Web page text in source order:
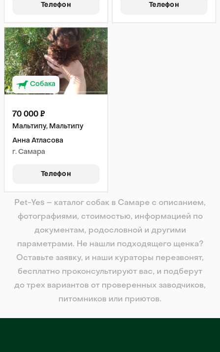
Телефон Телефон
Собака
70 000 ₽
Мальтипу, Мальтипу
Анна Атласова
г. Самара
Телефон
Pet-Yes – каталог собак в Самаре с описанием,
фотографиями, стоимостью, информацией по
документам, родословной и другими
параметрами. Не нашли подходящего щенка?
Оставьте заявку, и наши кураторы перезвонят,
бесплатно проконсультируют вас, и подберут
до трех вариантов от проверенных заводчиков,
питомников или приютов.